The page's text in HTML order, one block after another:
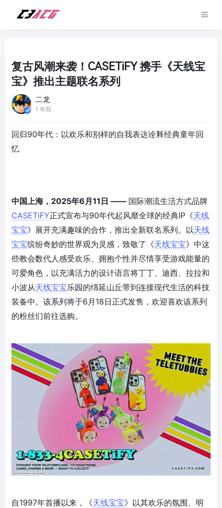
复古风潮来袭！CASETiFY 携手《天线宝
宝》推出主题联名系列
二龙
1 年前
回归90年代：以欢乐和别样的自我表达诠释经典童年回
忆
中国上海，2025年6月11日 —— 国际潮流生活方式品牌
CASETiFY正式宣布与90年代起风靡全球的经典IP《天线
宝宝》展开充满趣味的合作，推出全新联名系列。以天线
宝宝缤纷奇妙的世界观为灵感，致敬了《天线宝宝》中这
些教会数代人感受欢乐、拥抱个性并尽情享受游戏能量的
可爱角色，以充满活力的设计语言将丁丁、迪西、拉拉和
小波从天线宝宝乐园的绵延山丘带到连接现代生活的科技
装备中。该系列将于6月18日正式发售，欢迎喜欢该系列
的粉丝们前往选购。
自1997年首播以来，《天线宝宝》以其欢乐的氛围、明